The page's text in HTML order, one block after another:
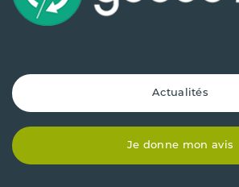
Actualités
Je donne mon avis